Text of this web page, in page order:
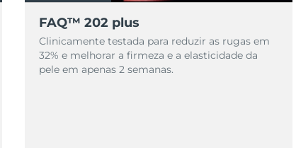
FAQ™ 202 plus
Clinicamente testada para reduzir as rugas em
32% e melhorar a firmeza e a elasticidade da
pele em apenas 2 semanas.